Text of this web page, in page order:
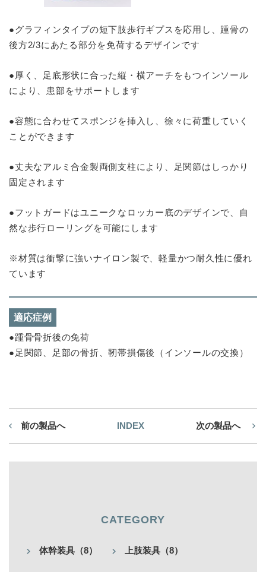
CATEGORY
体幹装具（8） 上肢装具（8）
●グラフィンタイプの短下肢歩行ギプスを応用し、踵骨の
後方2/3にあたる部分を免荷するデザインです
●厚く、足底形状に合った縦・横アーチをもつインソール
により、患部をサポートします
●容態に合わせてスポンジを挿入し、徐々に荷重していく
ことができます
●丈夫なアルミ合金製両側支柱により、足関節はしっかり
固定されます
●フットガードはユニークなロッカー底のデザインで、自
然な歩行ローリングを可能にします
※材質は衝撃に強いナイロン製で、軽量かつ耐久性に優れ
ています
適応症例
●踵骨骨折後の免荷
●足関節、足部の骨折、靭帯損傷後（インソールの交換）
前の製品へ INDEX 次の製品へ